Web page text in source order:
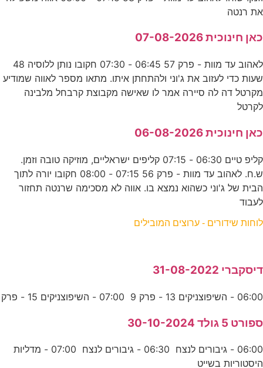
את רנטה
כאן חינוכית 07-08-2026
לאהוב עד מוות - פרק 57 06:45 - 07:30 חקובו נותן ללוסיה 48
שעות כדי לעזוב את ג'וני ולהתחתן איתו. מתאו מספר לאווה שמודיע
מקרטל דה לה סיירה אמר לו שאישה מקבוצת קרבחל מלבינה
לקרטל
כאן חינוכית 06-08-2026
קליפ טיים 06:30 - 07:15 קליפים ישראליים, מוזיקה טובה וזמן.
ש.ח. לאהוב עד מוות - פרק 56 07:15 - 08:00 חקובו יורה לתוך
הבית של ג'וני כשהוא נמצא בו. אווה לא מסכימה שרנטה תחזור
לעבוד
לוחות שידורים - ערוצים המובילים
דיסקברי 31-08-2022
06:00 - השיפוצניקים 13 - פרק 9 07:00 - השיפוצניקים 15 - פרק
ספורט 5 גולד 30-10-2024
06:00 - גיבורים לנצח 06:30 - גיבורים לנצח 07:00 - מדליות
היסטוריות בשייט